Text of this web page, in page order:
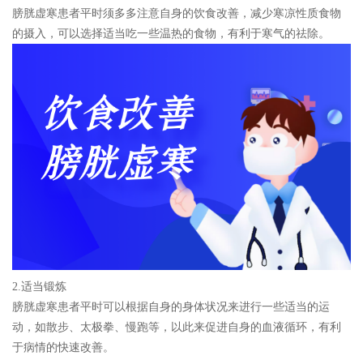
膀胱虚寒患者平时须多多注意自身的饮食改善，减少寒凉性质食物
的摄入，可以选择适当吃一些温热的食物，有利于寒气的祛除。
2.适当锻炼
膀胱虚寒患者平时可以根据自身的身体状况来进行一些适当的运
动，如散步、太极拳、慢跑等，以此来促进自身的血液循环，有利
于病情的快速改善。